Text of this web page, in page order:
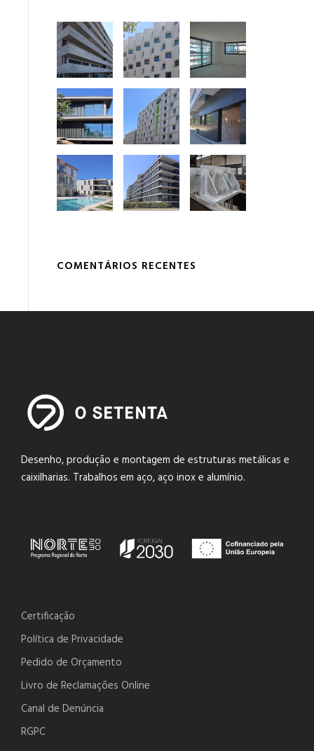
COMENTÁRIOS RECENTES
Desenho, produção e montagem de estruturas metálicas e
caixilharias. Trabalhos em aço, aço inox e alumínio.
Certificação
Política de Privacidade
Pedido de Orçamento
Livro de Reclamações Online
Canal de Denúncia
RGPC